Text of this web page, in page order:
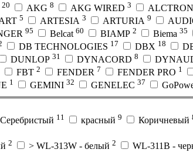
20 AKG 8 AKG WIRED 3 ALCTRON
5 ARTESIA 3 ARTURIA 9
95 Belcat 60 BIAMP 2 Biema 35
DB TECHNOLOGIES 17 DBX 18
DUNLOP 31 DYNACORD 8
FBT 2 FENDER 7 FENDER PRO 1
1 GEMINI 32 GENELEC 37
Серебристый 11 красный 9 Коричневый
2 > WL-313W - белый 2
WL-311B -